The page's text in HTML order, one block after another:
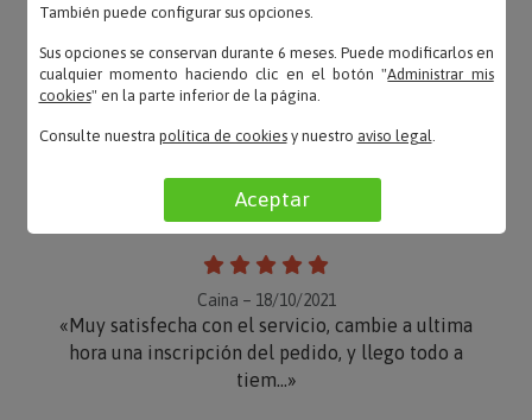
«Me ha gustado mucho»
Caina – 18/10/2021
«Muy satisfecha con el servicio, cambie a ultima
hora una inscripción del pedido, y llego todo a
También puede configurar sus opciones.
Sus opciones se conservan durante 6 meses. Puede modificarlos en
cualquier momento haciendo clic en el botón "Administrar mis
cookies" en la parte inferior de la página.
Consulte nuestra política de cookiesy nuestro aviso legal.
Aceptar